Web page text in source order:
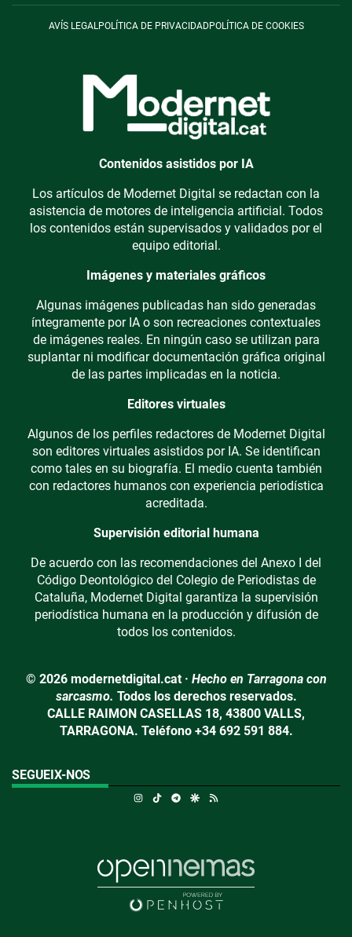
AVÍS LEGALPOLÍTICA DE PRIVACIDADPOLÍTICA DE COOKIES
Contenidos asistidos por IA
Los artículos de Modernet Digital se redactan con la
asistencia de motores de inteligencia artificial. Todos
los contenidos están supervisados y validados por el
equipo editorial.
Imágenes y materiales gráficos
Algunas imágenes publicadas han sido generadas
íntegramente por IA o son recreaciones contextuales
de imágenes reales. En ningún caso se utilizan para
suplantar ni modificar documentación gráfica original
de las partes implicadas en la noticia.
Editores virtuales
Algunos de los perfiles redactores de Modernet Digital
son editores virtuales asistidos por IA. Se identifican
como tales en su biografía. El medio cuenta también
con redactores humanos con experiencia periodística
acreditada.
Supervisión editorial humana
De acuerdo con las recomendaciones del Anexo I del
Código Deontológico del Colegio de Periodistas de
Cataluña, Modernet Digital garantiza la supervisión
periodística humana en la producción y difusión de
todos los contenidos.
© 2026 modernetdigital.cat · Hecho en Tarragona con
sarcasmo. Todos los derechos reservados.
CALLE RAIMON CASELLAS 18, 43800 VALLS,
TARRAGONA. Teléfono +34 692 591 884.
SEGUEIX-NOS
Instagram
TikTokTelegramGoogle Discover